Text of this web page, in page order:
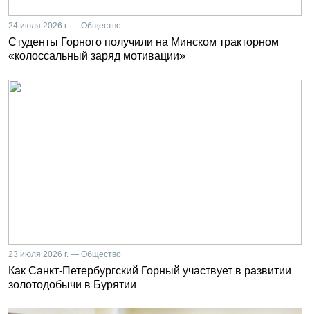
24 июля 2026 г. — Общество
Студенты Горного получили на Минском тракторном
«колоссальный заряд мотивации»
23 июля 2026 г. — Общество
Как Санкт-Петербургский Горный участвует в развитии
золотодобычи в Бурятии